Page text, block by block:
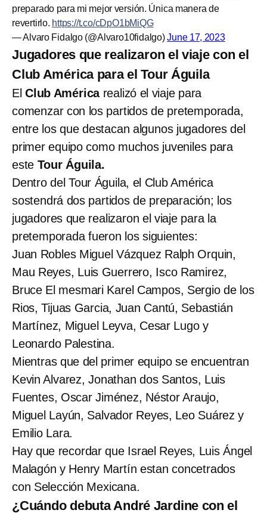
preparado para mi mejor versión. Única manera de
revertirlo. https://t.co/cDpO1bMiQG
— Alvaro Fidalgo (@Alvaro10fidalgo)June 17, 2023
Jugadores que realizaron el viaje con el
Club América para el Tour Águila
El Club Américarealizó el viaje para
comenzar con los partidos de pretemporada,
entre los que destacan algunos jugadores del
primer equipo como muchos juveniles para
este Tour Águila.
Dentro del Tour Águila, el Club América
sostendrá dos partidos de preparación; los
jugadores que realizaron el viaje para la
pretemporada fueron los siguientes:
Juan Robles Miguel Vázquez Ralph Orquin,
Mau Reyes, Luis Guerrero, Isco Ramirez,
Bruce El mesmari Karel Campos, Sergio de los
Rios, Tijuas Garcia, Juan Cantú, Sebastián
Martínez, Miguel Leyva, Cesar Lugo y
Leonardo Palestina.
Mientras que del primer equipo se encuentran
Kevin Alvarez, Jonathan dos Santos, Luis
Fuentes, Oscar Jiménez, Néstor Araujo,
Miguel Layún, Salvador Reyes, Leo Suárez y
Emilio Lara.
Hay que recordar que Israel Reyes, Luis Ángel
Malagón y Henry Martín estan concetrados
con Selección Mexicana.
¿Cuándo debuta André Jardine con el